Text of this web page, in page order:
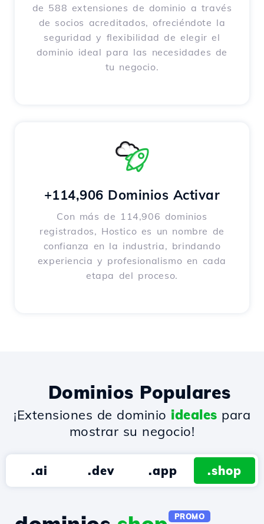
de 588 extensiones de dominio a través
de socios acreditados, ofreciéndote la
seguridad y flexibilidad de elegir el
dominio ideal para las necesidades de
tu negocio.
+114,906 Dominios Activar
Con más de 114,906 dominios
registrados, Hostico es un nombre de
confianza en la industria, brindando
experiencia y profesionalismo en cada
etapa del proceso.
Dominios Populares
¡Extensiones de dominio ideales para
mostrar su negocio!
.ai .dev .app .shop
PROMO